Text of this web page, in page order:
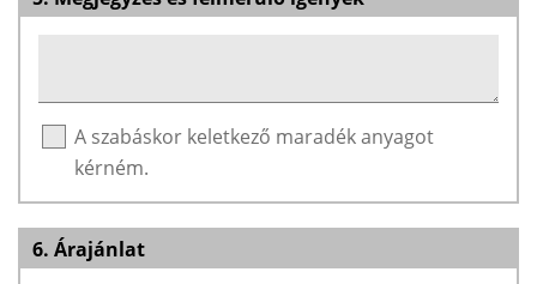
A szabáskor keletkező maradék anyagot
kérném.
6. Árajánlat